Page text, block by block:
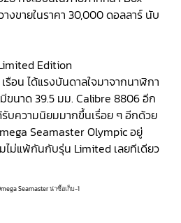
งขายในราคา 30,000 ดอลลาร์ นับ
Edition
รือน ได้แรงบันดาลใจมาจากนาฬิกา
ขนาด 39.5 มม. Calibre 8806 อีก
บความนิยมมากขึ้นเรื่อย ๆ อีกด้วย
Seamaster Olympic อยู่
ไม่แพ้กันกับรุ่น Limited เลยทีเดียว